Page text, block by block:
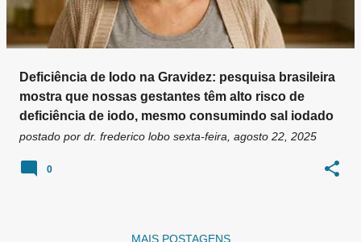
Deficiência de Iodo na Gravidez: pesquisa brasileira
mostra que nossas gestantes têm alto risco de
deficiência de iodo, mesmo consumindo sal iodado
postado por dr. frederico lobo sexta-feira, agosto 22, 2025
0
MAIS POSTAGENS